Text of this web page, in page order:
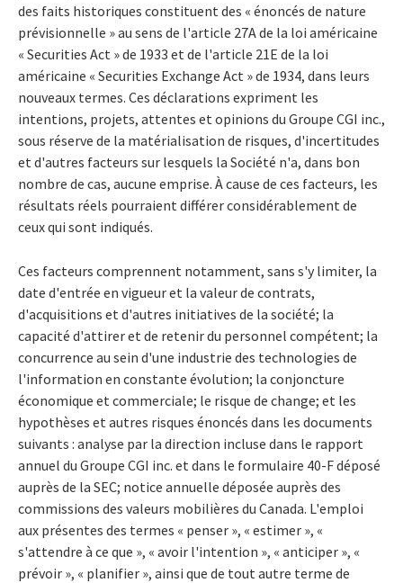
des faits historiques constituent des « énoncés de nature
prévisionnelle » au sens de l'article 27A de la loi américaine
« Securities Act » de 1933 et de l'article 21E de la loi
américaine « Securities Exchange Act » de 1934, dans leurs
nouveaux termes. Ces déclarations expriment les
intentions, projets, attentes et opinions du Groupe CGI inc.,
sous réserve de la matérialisation de risques, d'incertitudes
et d'autres facteurs sur lesquels la Société n'a, dans bon
nombre de cas, aucune emprise. À cause de ces facteurs, les
résultats réels pourraient différer considérablement de
ceux qui sont indiqués.
Ces facteurs comprennent notamment, sans s'y limiter, la
date d'entrée en vigueur et la valeur de contrats,
d'acquisitions et d'autres initiatives de la société; la
capacité d'attirer et de retenir du personnel compétent; la
concurrence au sein d'une industrie des technologies de
l'information en constante évolution; la conjoncture
économique et commerciale; le risque de change; et les
hypothèses et autres risques énoncés dans les documents
suivants : analyse par la direction incluse dans le rapport
annuel du Groupe CGI inc. et dans le formulaire 40-F déposé
auprès de la SEC; notice annuelle déposée auprès des
commissions des valeurs mobilières du Canada. L'emploi
aux présentes des termes « penser », « estimer », «
s'attendre à ce que », « avoir l'intention », « anticiper », «
prévoir », « planifier », ainsi que de tout autre terme de